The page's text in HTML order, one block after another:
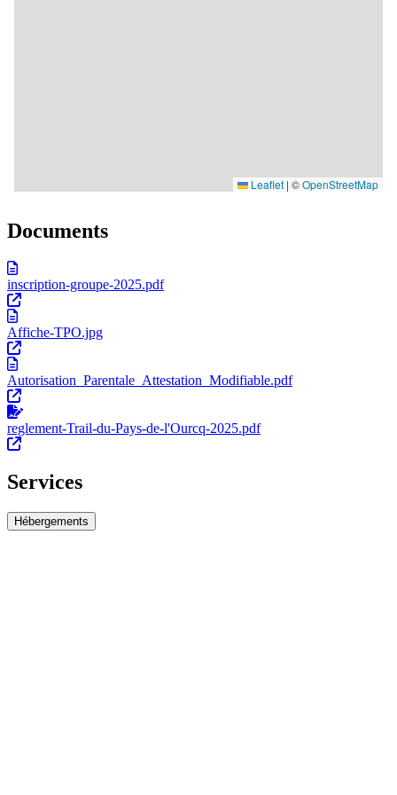
Documents
inscription-groupe-2025.pdf
Affiche-TPO.jpg
Autorisation_Parentale_Attestation_Modifiable.pdf
reglement-Trail-du-Pays-de-l'Ourcq-2025.pdf
Services
Hébergements